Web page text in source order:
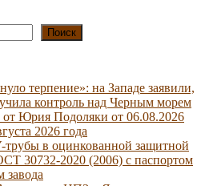
Поиск
терпение»: на Западе заявили,
контроль над Черным морем
Юрия Подоляки от 06.08.2026
2026 года
в оцинкованной защитной
30732-2020 (2006) с паспортом
завода